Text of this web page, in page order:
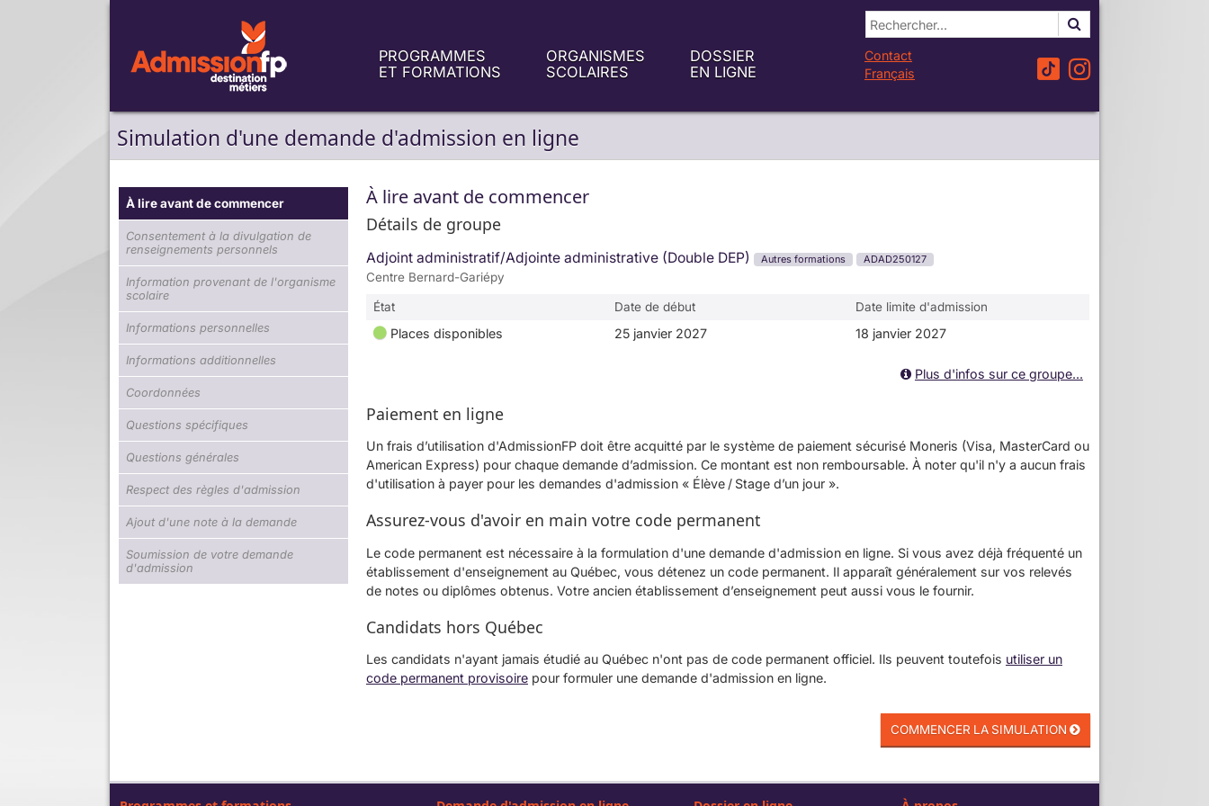
PROGRAMMES
ET FORMATIONS
ORGANISMES
SCOLAIRES
DOSSIER
EN LIGNE
Contact
Français
Simulation d'une demande d'admission en ligne
À lire avant de commencer
Consentement à la divulgation de
renseignements personnels
Information provenant de l'organisme
scolaire
Informations personnelles
Informations additionnelles
Coordonnées
Questions spécifiques
Questions générales
Respect des règles d'admission
Ajout d'une note à la demande
Soumission de votre demande
d'admission
À lire avant de commencer
Détails de groupe
Adjoint administratif/Adjointe administrative (Double DEP) Autres formations ADAD250127
Centre Bernard-Gariépy
État
Places disponibles
Date de début
25 janvier 2027
Date limite d'admission
18 janvier 2027
Plus d'infos sur ce groupe...
Paiement en ligne
Un frais d’utilisation d'AdmissionFP doit être acquitté par le système de paiement sécurisé Moneris (Visa, MasterCard ou
American Express) pour chaque demande d’admission. Ce montant est non remboursable. À noter qu'il n'y a aucun frais
d'utilisation à payer pour les demandes d'admission « Élève / Stage d’un jour ».
Assurez-vous d'avoir en main votre code permanent
Le code permanent est nécessaire à la formulation d'une demande d'admission en ligne. Si vous avez déjà fréquenté un
établissement d'enseignement au Québec, vous détenez un code permanent. Il apparaît généralement sur vos relevés
de notes ou diplômes obtenus. Votre ancien établissement d’enseignement peut aussi vous le fournir.
Candidats hors Québec
Les candidats n'ayant jamais étudié au Québec n'ont pas de code permanent officiel. Ils peuvent toutefois utiliser un
code permanent provisoirepour formuler une demande d'admission en ligne.